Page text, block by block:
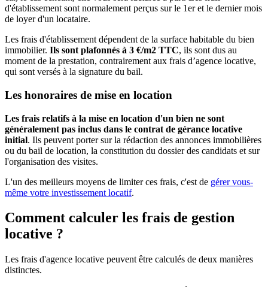
d'établissement sont normalement perçus sur le 1er et le dernier mois
de loyer d'un locataire.
Les frais d'établissement dépendent de la surface habitable du bien
immobilier. Ils sont plafonnés à 3 €/m2 TTC, ils sont dus au
moment de la prestation, contrairement aux frais d’agence locative,
qui sont versés à la signature du bail.
Les honoraires de mise en location
Les frais relatifs à la mise en location d'un bien ne sont
généralement pas inclus dans le contrat de gérance locative
initial. Ils peuvent porter sur la rédaction des annonces immobilières
ou du bail de location, la constitution du dossier des candidats et sur
l'organisation des visites.
L'un des meilleurs moyens de limiter ces frais, c'est de gérer vous-
même votre investissement locatif.
Comment calculer les frais de gestion
locative ?
Les frais d'agence locative peuvent être calculés de deux manières
distinctes.